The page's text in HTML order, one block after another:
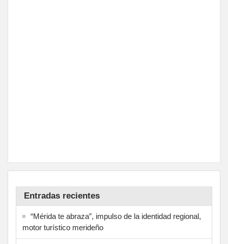
Entradas recientes
“Mérida te abraza”, impulso de la identidad regional,
motor turístico merideño